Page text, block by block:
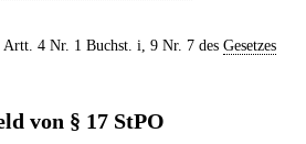
Artt. 4 Nr. 1 Buchst. i, 9 Nr. 7 des Gesetzes
von § 17 StPO